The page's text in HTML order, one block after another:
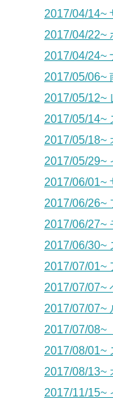
2017/04/14~
2017/04/22~
2017/04/24~
2017/05/06~
2017/05/12~
2017/05/14~
2017/05/18~
2017/05/29~
2017/06/01~
2017/06/26~
2017/06/27~
2017/06/30~
2017/07/01~
2017/07/07~
2017/07/07~
2017/07/08~
2017/08/01~
2017/08/13~
2017/11/15~